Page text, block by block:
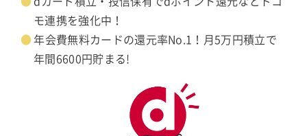
モ連携を強化中！
年会費無料カードの還元率No.1！月5万円積立で
年間6600円貯まる!